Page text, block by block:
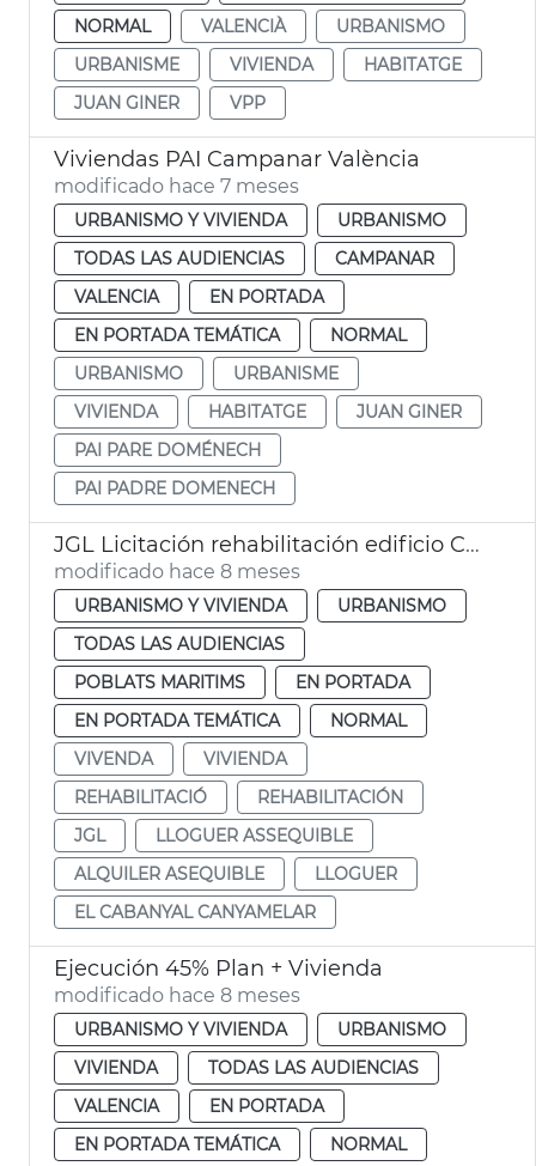
NORMAL
VALENCIÀ
URBANISMO
URBANISME
VIVIENDA
HABITATGE
JUAN GINER
VPP
Viviendas PAI Campanar València
modificado hace 7 meses
URBANISMO Y VIVIENDA
URBANISMO
TODAS LAS AUDIENCIAS
CAMPANAR
VALENCIA
EN PORTADA
EN PORTADA TEMÁTICA
NORMAL
URBANISMO
URBANISME
VIVIENDA
HABITATGE
JUAN GINER
PAI PARE DOMÉNECH
PAI PADRE DOMENECH
JGL Licitación rehabilitación edificio Cabañal alquiler asequible València
modificado hace 8 meses
URBANISMO Y VIVIENDA
URBANISMO
TODAS LAS AUDIENCIAS
POBLATS MARITIMS
EN PORTADA
EN PORTADA TEMÁTICA
NORMAL
VIVENDA
VIVIENDA
REHABILITACIÓ
REHABILITACIÓN
JGL
LLOGUER ASSEQUIBLE
ALQUILER ASEQUIBLE
LLOGUER
EL CABANYAL CANYAMELAR
Ejecución 45% Plan + Vivienda
modificado hace 8 meses
URBANISMO Y VIVIENDA
URBANISMO
VIVIENDA
TODAS LAS AUDIENCIAS
VALENCIA
EN PORTADA
EN PORTADA TEMÁTICA
NORMAL